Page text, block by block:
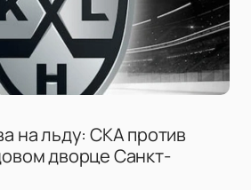
на льду: СКА против
дворце Санкт-